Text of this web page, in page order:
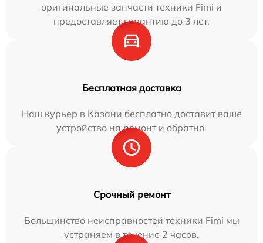
оригинальные запчасти техники Fimi и
предоставляет гарантию до 3 лет.
Бесплатная доставка
Наш курьер в Казани бесплатно доставит ваше
устройство на ремонт и обратно.
Срочный ремонт
Большинство неисправностей техники Fimi мы
устраняем в течение 2 часов.